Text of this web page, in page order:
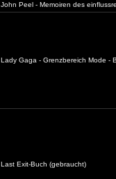
John Peel - Memoiren des
Lady Gaga - Grenzbereich Mode -
Last Exit-Buch (gebraucht)